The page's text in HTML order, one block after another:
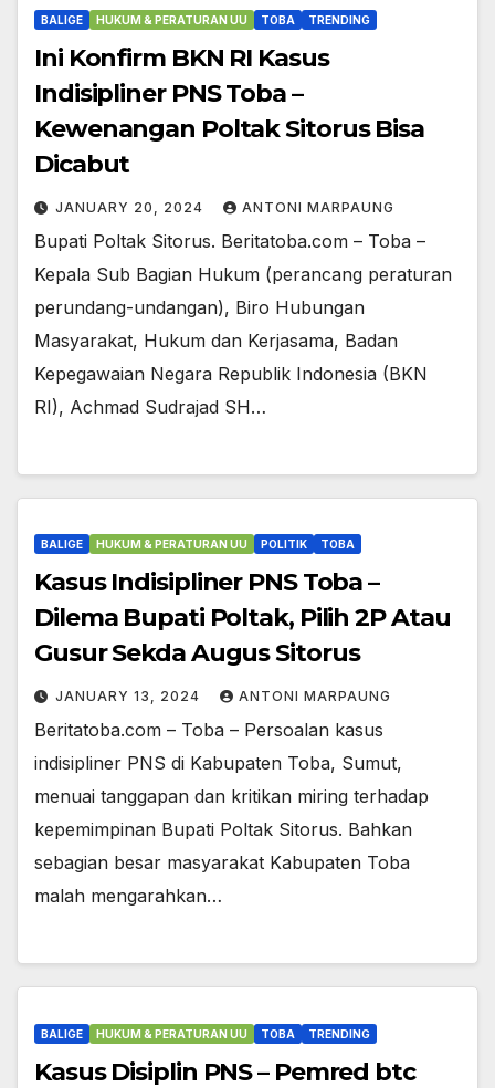
BALIGE HUKUM & PERATURAN UU TOBA TRENDING
Ini Konfirm BKN RI Kasus
Indisipliner PNS Toba –
Kewenangan Poltak Sitorus Bisa
Dicabut
JANUARY 20, 2024 ANTONI MARPAUNG
Bupati Poltak Sitorus. Beritatoba.com – Toba –
Kepala Sub Bagian Hukum (perancang peraturan
perundang-undangan), Biro Hubungan
Masyarakat, Hukum dan Kerjasama, Badan
Kepegawaian Negara Republik Indonesia (BKN
RI), Achmad Sudrajad SH…
BALIGE HUKUM & PERATURAN UU POLITIK TOBA
Kasus Indisipliner PNS Toba –
Dilema Bupati Poltak, Pilih 2P Atau
Gusur Sekda Augus Sitorus
JANUARY 13, 2024 ANTONI MARPAUNG
Beritatoba.com – Toba – Persoalan kasus
indisipliner PNS di Kabupaten Toba, Sumut,
menuai tanggapan dan kritikan miring terhadap
kepemimpinan Bupati Poltak Sitorus. Bahkan
sebagian besar masyarakat Kabupaten Toba
malah mengarahkan…
BALIGE HUKUM & PERATURAN UU TOBA TRENDING
Kasus Disiplin PNS – Pemred btc